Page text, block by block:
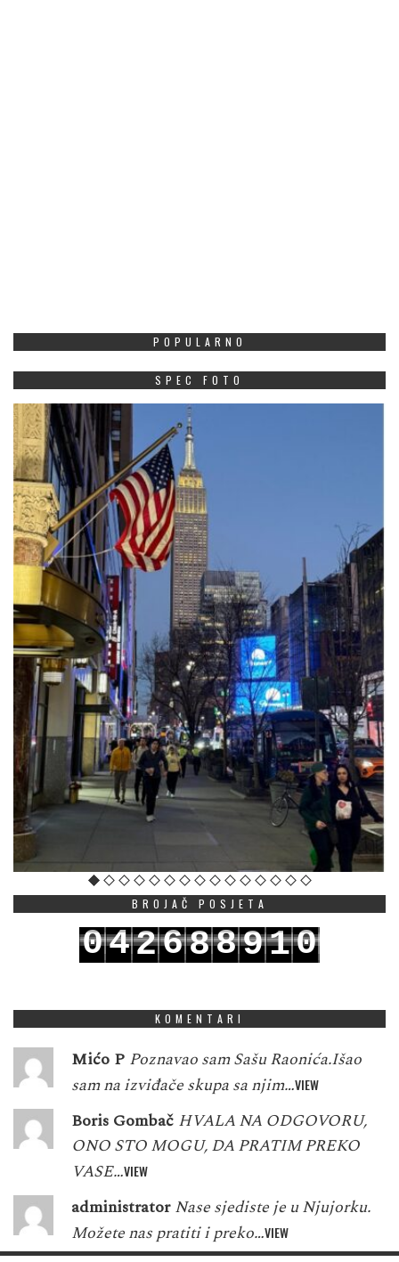
POPULARNO
SPEC FOTO
BROJAČ POSJETA
042688910
KOMENTARI
Mićo P Poznavao sam Sašu Raonića.Išao
sam na izviđače skupa sa njim…VIEW
Boris Gombač HVALA NA ODGOVORU,
ONO STO MOGU, DA PRATIM PREKO
VASE…VIEW
administrator Nase sjediste je u Njujorku.
Možete nas pratiti i preko…VIEW